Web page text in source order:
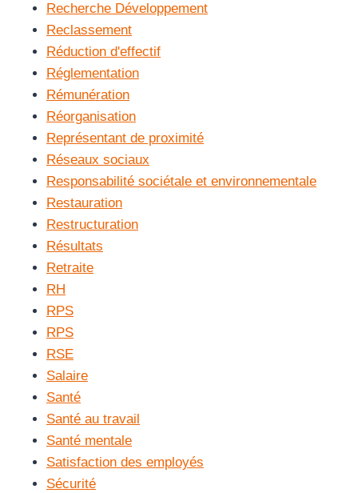
Recherche Développement
Reclassement
Réduction d'effectif
Réglementation
Rémunération
Réorganisation
Représentant de proximité
Réseaux sociaux
Responsabilité sociétale et environnementale
Restauration
Restructuration
Résultats
Retraite
RH
RPS
RPS
RSE
Salaire
Santé
Santé au travail
Santé mentale
Satisfaction des employés
Sécurité